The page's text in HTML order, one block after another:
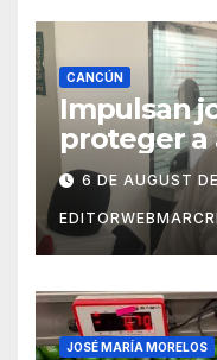
CANCÚN
Impulsan
proteger a
de fraudes
6 DE AUGUST
JOSÉ MARÍA MORELOS